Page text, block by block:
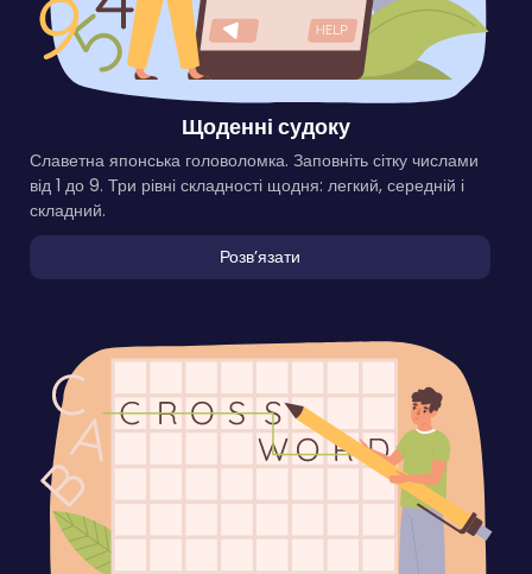
Щоденні судоку
Славетна японська головоломка. Заповніть сітку числами
від 1 до 9. Три рівні складності щодня: легкий, середній і
складний.
Розвʼязати